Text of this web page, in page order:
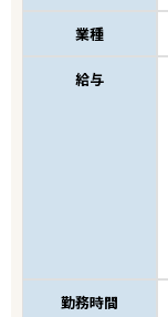
業種
給与
勤務時間